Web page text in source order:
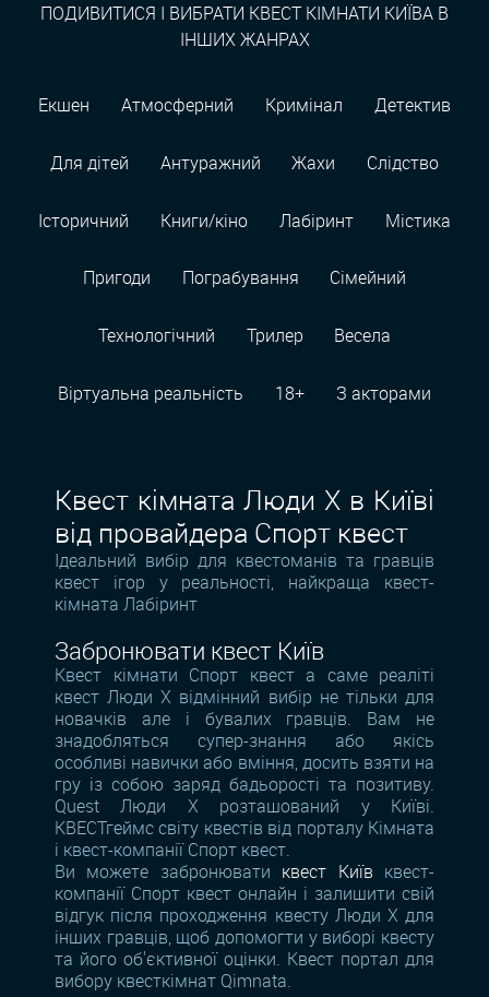
ПОДИВИТИСЯ І ВИБРАТИ КВЕСТ КІМНАТИ КИЇВА В
ІНШИХ ЖАНРАХ
Екшен Атмосферний Кримінал Детектив
Для дітей Антуражний Жахи Слідство
Історичний Книги/кіно Лабіринт Містика
Пригоди Пограбування Сімейний
Технологiчний Трилер Весела
Віртуальна реальність 18+ З акторами
Квест кімната Люди Х в Київі
від провайдера Спорт квест
Ідеальний вибір для квестоманів та гравців
квест ігор у реальності, найкраща квест-
кімната Лабіринт
Забронювати квест Київ
Квест кімнати Спорт квест а саме реаліті
квест Люди Х відмінний вибір не тільки для
новачків але і бувалих гравців. Вам не
знадобляться супер-знання або якісь
особливі навички або вміння, досить взяти на
гру із собою заряд бадьорості та позитиву.
Quest Люди Х розташований у Київі.
КВЕСТгеймс світу квестів від порталу Кімната
і квест-компанії Спорт квест.
Ви можете забронювати квест Київ квест-
компанії Спорт квест онлайн і залишити свій
відгук після проходження квесту Люди Х для
інших гравців, щоб допомогти у виборі квесту
та його об'єктивної оцінки. Квест портал для
вибору квесткімнат Qimnata.